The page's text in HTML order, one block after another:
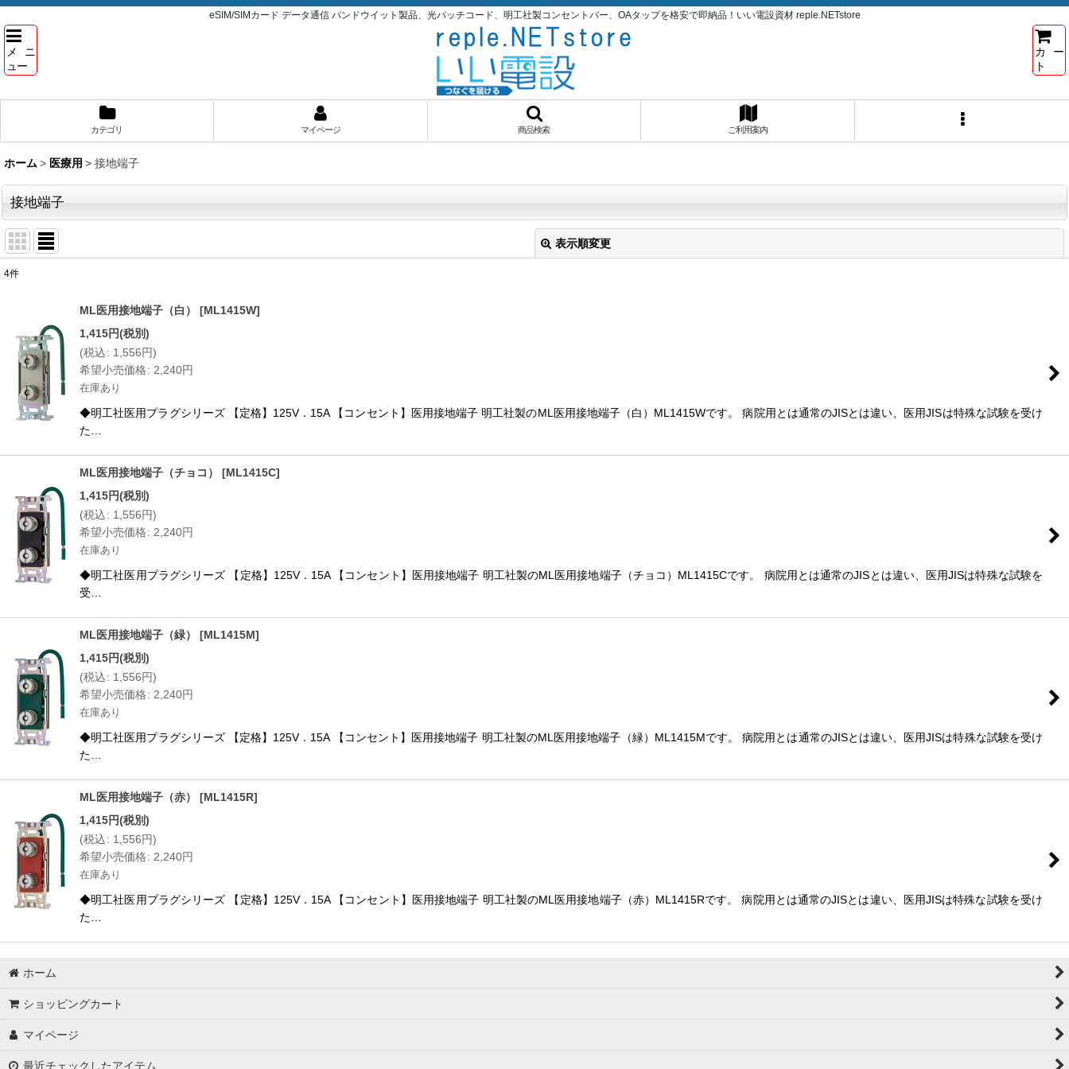
eSIM/SIMカード データ通信 パンドウイット製品、光パッチコード、明工社製コンセントバー、OAタップを格安で即納品！いい電設資材 reple.NETstore
メニ
ュー
カー
ト
カテゴリ マイページ 商品検索 ご利用案内
ホーム > 医療用 > 接地端子
接地端子
表示順変更
並び順:
4件
ML医用接地端子（白） [ML1415W]
1,415円(税別)
(税込: 1,556円)
希望小売価格: 2,240円
在庫あり
◆明工社医用プラグシリーズ 【定格】125V．15A 【コンセント】医用接地端子 明工社製のML医用接地端子（白）ML1415Wです。 病院用とは通常のJISとは違い、医用JISは特殊な試験を受け
た…
ML医用接地端子（チョコ） [ML1415C]
1,415円(税別)
(税込: 1,556円)
希望小売価格: 2,240円
在庫あり
◆明工社医用プラグシリーズ 【定格】125V．15A 【コンセント】医用接地端子 明工社製のML医用接地端子（チョコ）ML1415Cです。 病院用とは通常のJISとは違い、医用JISは特殊な試験を
受…
ML医用接地端子（緑） [ML1415M]
1,415円(税別)
(税込: 1,556円)
希望小売価格: 2,240円
在庫あり
◆明工社医用プラグシリーズ 【定格】125V．15A 【コンセント】医用接地端子 明工社製のML医用接地端子（緑）ML1415Mです。 病院用とは通常のJISとは違い、医用JISは特殊な試験を受け
た…
ML医用接地端子（赤） [ML1415R]
1,415円(税別)
(税込: 1,556円)
希望小売価格: 2,240円
在庫あり
◆明工社医用プラグシリーズ 【定格】125V．15A 【コンセント】医用接地端子 明工社製のML医用接地端子（赤）ML1415Rです。 病院用とは通常のJISとは違い、医用JISは特殊な試験を受け
た…
ホーム
ショッピングカート
マイページ
最近チェックしたアイテム